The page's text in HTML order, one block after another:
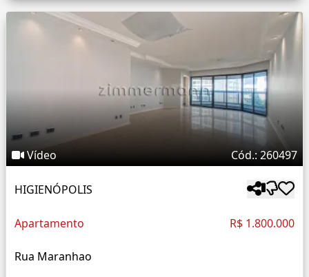
Vídeo Cód.: 260497
HIGIENÓPOLIS
Apartamento R$ 1.800.000
Rua Maranhao